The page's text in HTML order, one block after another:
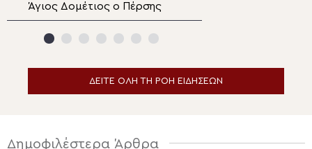
Άγιος Δομέτιος ο Πέρσης
ΔΕΙΤΕ ΟΛΗ ΤΗ ΡΟΗ ΕΙΔΗΣΕΩΝ
Δημοφιλέστερα Άρθρα